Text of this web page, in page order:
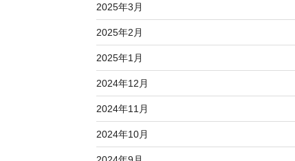
2025年3月
2025年2月
2025年1月
2024年12月
2024年11月
2024年10月